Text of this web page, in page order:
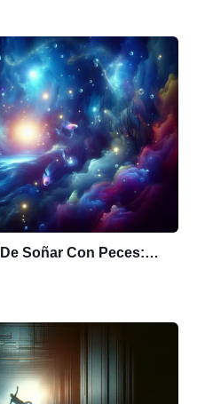
Soñar Con Peces:…